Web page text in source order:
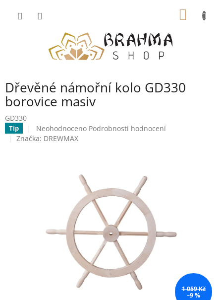
Dřevěné námořní kolo GD330
borovice masiv
GD330
Tip
Průměrné
hodnocení
Neohodnoceno Podrobnosti hodnocení
Značka: DREWMAX
1 059 Kč
–9 %